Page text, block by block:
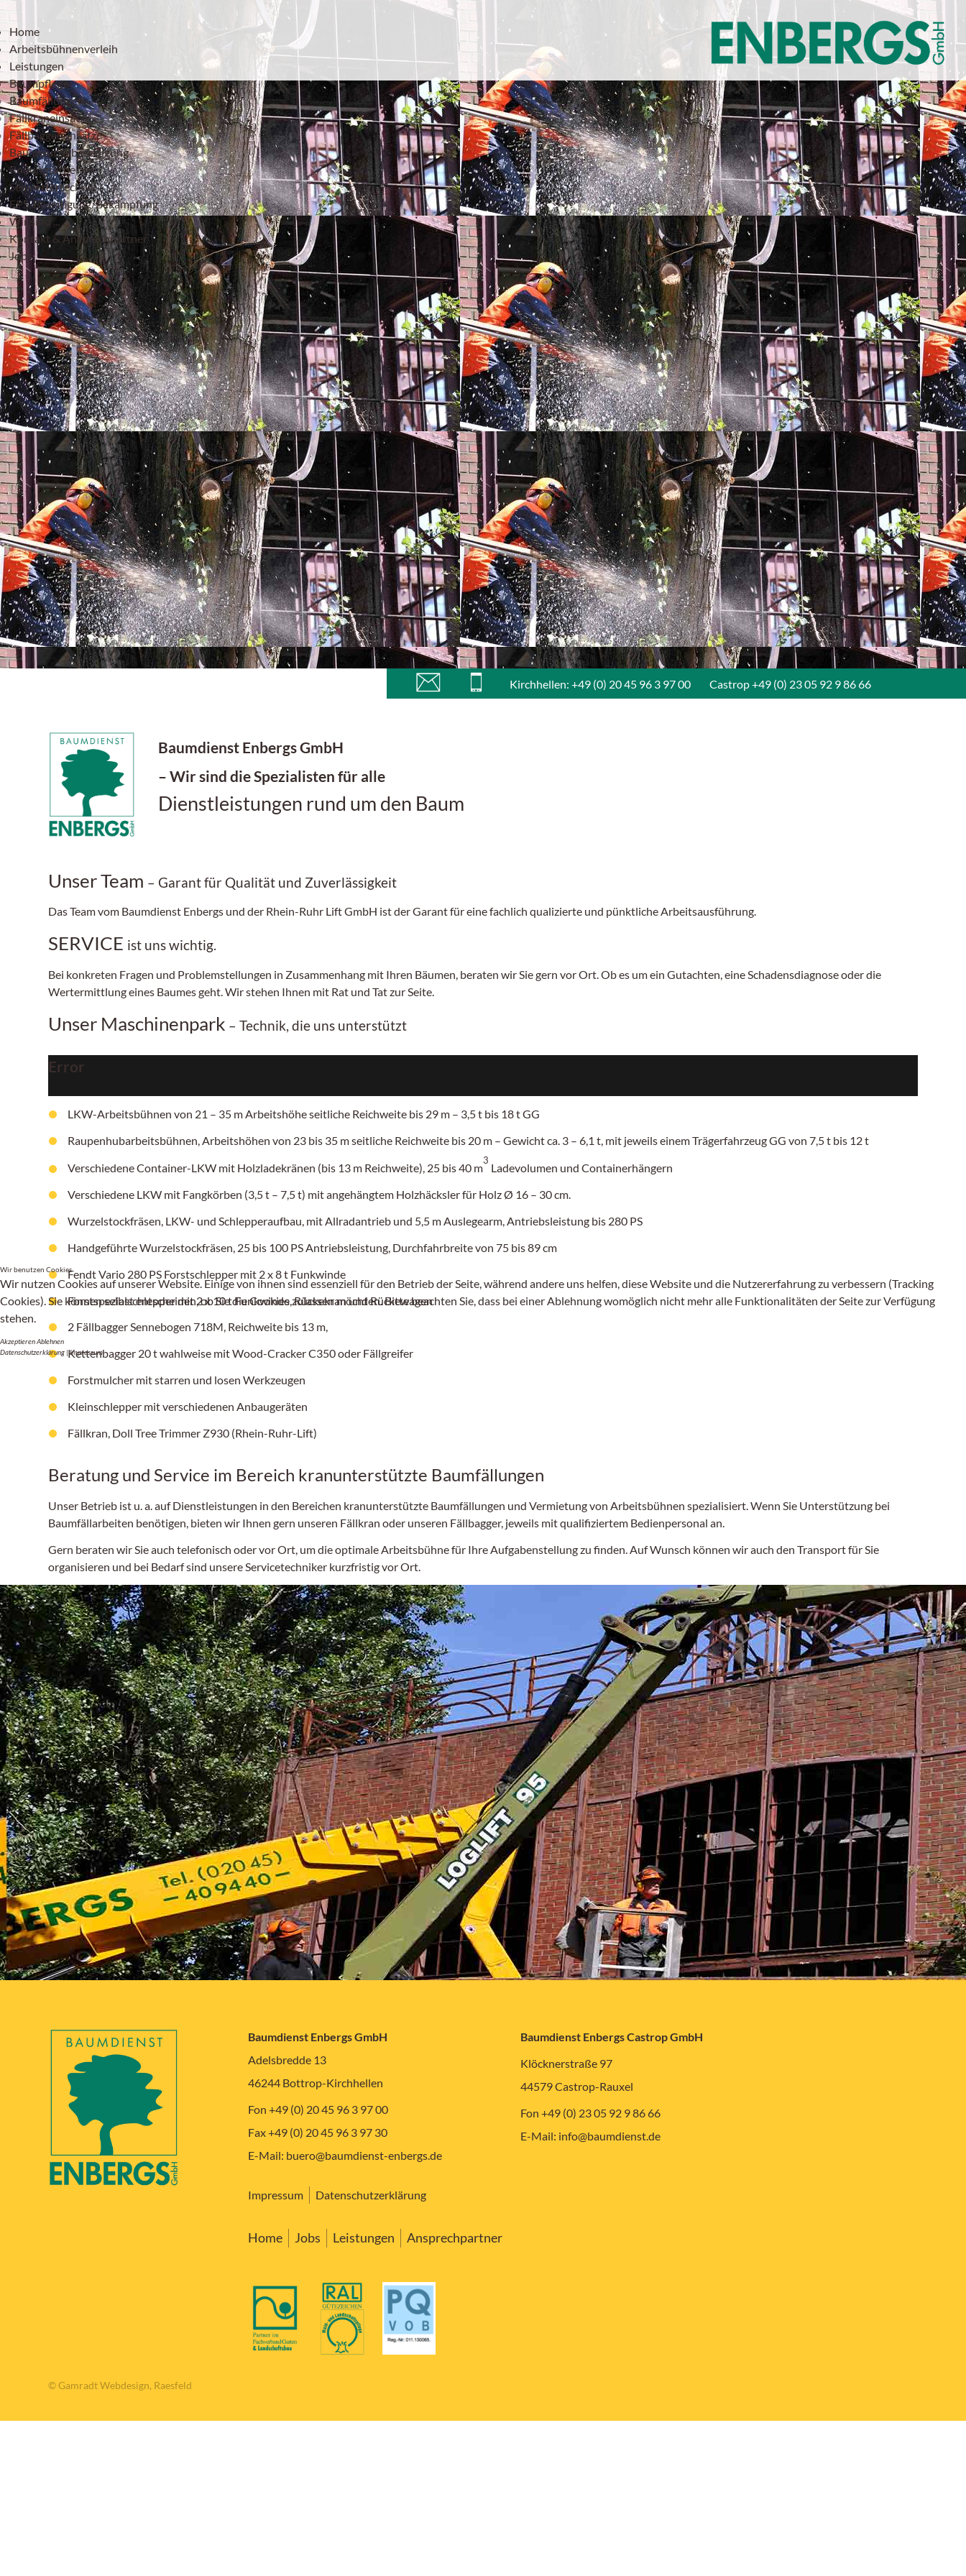
Home
Arbeitsbühnenverleih
Leistungen
Baumpflege
Baumfällungen
Fällkraneinsätze
Fällbaggereinsätze
Baumwurzelbeseitigung
Rodungsarbeiten
Seilklettertechnik
EPS-Beseitigung/Bekämpfung
Wir sind ...
Kontakt & Ansprechpartner
Jobs
Kirchhellen: +49 (0) 20 45 96 3 97 00 Castrop+49 (0) 23 05 92 9 86 66
Baumdienst Enbergs GmbH
– Wir sind die Spezialisten für alle
Dienstleistungen rund um den Baum
Unser Team – Garant für Qualität und Zuverlässigkeit
Das Team vom Baumdienst Enbergs und der Rhein-Ruhr Lift GmbH ist der Garant für eine fachlich qualizierte und pünktliche Arbeitsausführung.
SERVICE ist uns wichtig.
Bei konkreten Fragen und Problemstellungen in Zusammenhang mit Ihren Bäumen, beraten wir Sie gern vor Ort. Ob es um ein Gutachten, eine Schadensdiagnose oder die
Wertermittlung eines Baumes geht. Wir stehen Ihnen mit Rat und Tat zur Seite.
Unser Maschinenpark – Technik, die uns unterstützt
Error
LKW-Arbeitsbühnen von 21 – 35 m Arbeitshöhe seitliche Reichweite bis 29 m – 3,5 t bis 18 t GG
Raupenhubarbeitsbühnen, Arbeitshöhenvon 23 bis 35 mseitliche Reichweite bis 20 m – Gewicht ca. 3 – 6,1 t, mit jeweils einem TrägerfahrzeugGG von 7,5 t bis 12 t
Verschiedene Container-LKW mit Holzladekränen (bis 13 m Reichweite), 25 bis 40 m
3
Ladevolumen und Containerhängern
Verschiedene LKW mit Fangkörben (3,5 t – 7,5 t) mit angehängtem Holzhäcksler für HolzØ 16 – 30 cm.
Wurzelstockfräsen, LKW- und Schlepperaufbau, mit Allradantrieb und 5,5 m Auslegearm, Antriebsleistung bis 280 PS
Handgeführte Wurzelstockfräsen, 25 bis 100 PSAntriebsleistung, Durchfahrbreite von75 bis 89 cm
Fendt Vario 280 PS Forstschlepper mit 2 x 8 t Funkwinde
Forstspezialschlepper mit 2 x 10 t Funkwinde, Rückekran und Rückewagen
2 Fällbagger Sennebogen 718M, Reichweite bis 13 m,
Kettenbagger 20 t wahlweise mit Wood-Cracker C350 oder Fällgreifer
Forstmulcher mit starren und losen Werkzeugen
Kleinschlepper mit verschiedenen Anbaugeräten
Fällkran, Doll Tree Trimmer Z930 (Rhein-Ruhr-Lift)
Beratung und Service im Bereich kranunterstützte Baumfällungen
Unser Betrieb ist u. a. auf Dienstleistungen in den Bereichen kranunterstützte Baumfällungen und Vermietung von Arbeitsbühnen spezialisiert. Wenn Sie Unterstützung bei
Baumfällarbeiten benötigen, bieten wir Ihnen gern unseren Fällkran oder unseren Fällbagger, jeweils mit qualifiziertem Bedienpersonal an.
Gern beraten wir Sie auch telefonisch oder vor Ort, um die optimale Arbeitsbühne für Ihre Aufgabenstellung zu finden. Auf Wunsch können wir auch den Transport für Sie
organisieren und bei Bedarf sind unsere Servicetechniker kurzfristig vor Ort.
Baumdienst Enbergs GmbH
Adelsbredde 13
46244 Bottrop-Kirchhellen
Fon +49 (0) 20 45 96 3 97 00
Fax +49 (0) 20 45 96 3 97 30
E-Mail: buero@baumdienst-enbergs.de
Baumdienst Enbergs Castrop GmbH
Klöcknerstraße 97
44579 Castrop-Rauxel
Fon +49 (0) 23 05 92 9 86 66
E-Mail: info@baumdienst.de
Impressum Datenschutzerklärung
Home Jobs Leistungen Ansprechpartner
© Gamradt Webdesign, Raesfeld
Wir benutzen Cookies
Wir nutzen Cookies auf unserer Website. Einige von ihnen sind essenziell für den Betrieb der Seite, während andere uns helfen, diese Website und die Nutzererfahrung zu verbessern (Tracking
Cookies). Sie können selbst entscheiden, ob Sie die Cookies zulassen möchten. Bitte beachten Sie, dass bei einer Ablehnung womöglich nicht mehr alle Funktionalitäten der Seite zur Verfügung
stehen.
AkzeptierenAblehnen
Datenschutzerklärung |Impressum